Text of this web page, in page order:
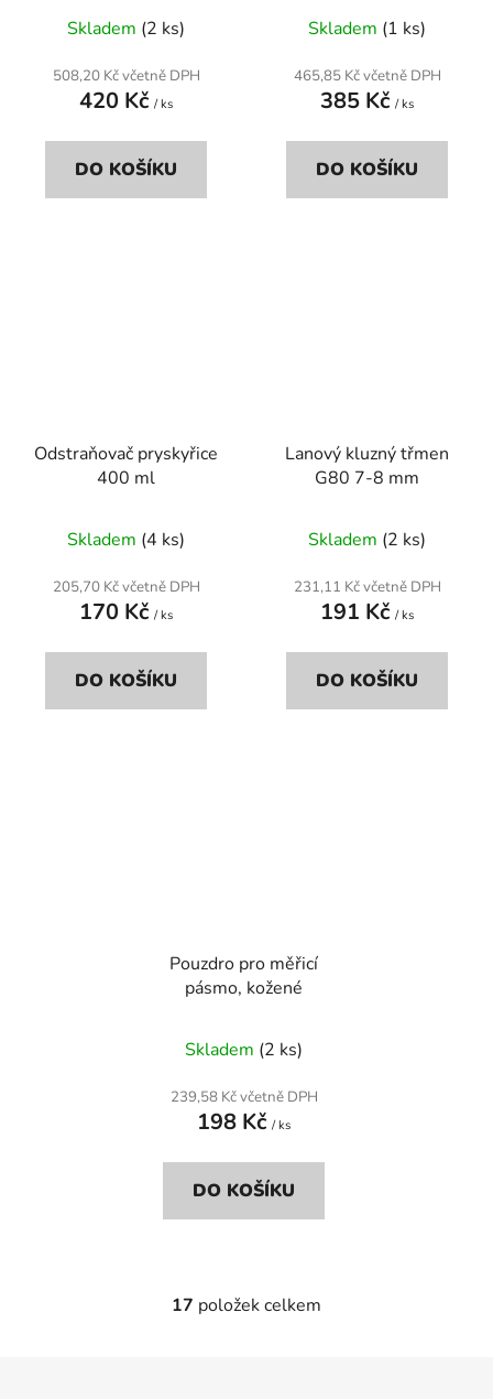
hodnocení
produktu
je
z
Skladem (2 ks)
508,20 Kč včetně DPH
420 Kč / ks
DO KOŠÍKU
Skladem (1 ks)
465,85 Kč včetně DPH
385 Kč / ks
DO KOŠÍKU
Odstraňovač pryskyřice
400 ml
Skladem (4 ks)
205,70 Kč včetně DPH
170 Kč / ks
DO KOŠÍKU
Lanový kluzný třmen
G80 7-8 mm
Skladem (2 ks)
231,11 Kč včetně DPH
191 Kč / ks
DO KOŠÍKU
Pouzdro pro měřicí
pásmo, kožené
Skladem (2 ks)
239,58 Kč včetně DPH
198 Kč / ks
DO KOŠÍKU
O
17 položek celkem